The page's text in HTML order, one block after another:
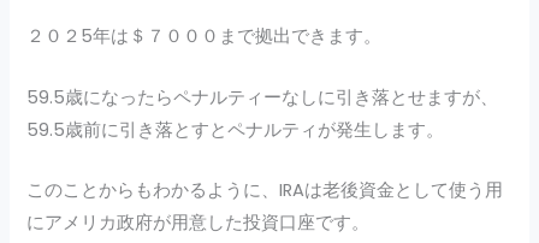
２０２5年は＄７０００まで拠出できます。
59.5歳になったらペナルティーなしに引き落とせますが、
59.5歳前に引き落とすとペナルティが発生します。
このことからもわかるように、IRAは老後資金として使う用
にアメリカ政府が用意した投資口座です。